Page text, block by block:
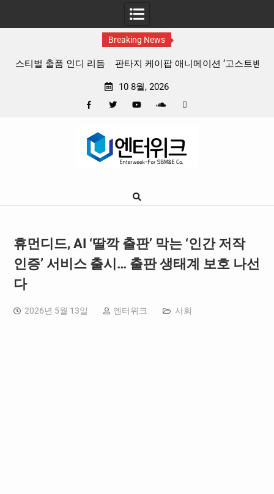
Breaking News
판타지 케이팝 애니메이션 ‘고스트밴드’ 8월 26일(수) 개봉
10 8월, 2026
Google
휴먼디드, AI ‘딸깍 출판’ 막는 ‘인간 저작
인증’ 서비스 출시… 출판 생태계 보호 나선
다
2026년 5월 13일 엔터위크 사회